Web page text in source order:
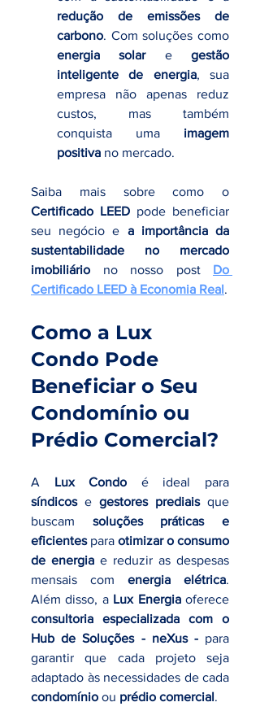
redução de emissões de
carbono
energia solar e gestão
inteligente de energia, sua
empresa não apenas reduz
custos, mas também
conquista uma imagem
positiva no mercado.
Certificado LEED pode beneficiar
seu negócio e a importância da
sustentabilidade no mercado
imobiliário no nosso post Do
Certificado LEED à Economia Real.
Como a Lux
Condo Pode
Beneficiar o Seu
Condomínio ou
Prédio Comercial?
A Lux Condo
síndicos e gestores prediais que
buscam soluções práticas e
eficientes para otimizar o consumo
de energia e reduzir as despesas
mensais com energia elétrica.
Além disso, a Lux Energia
consultoria especializada com o
Hub de Soluções - neXus - para
garantir que cada projeto seja
condomínio ou prédio comercial.